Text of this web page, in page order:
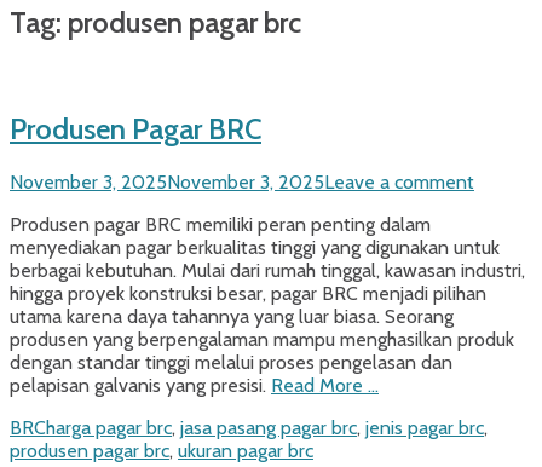
Tag: produsen pagar brc
Produsen Pagar BRC
Posted
November 3, 2025November 3, 2025Leave a comment
Produsen pagar BRC memiliki peran penting dalam
menyediakan pagar berkualitas tinggi yang digunakan untuk
berbagai kebutuhan. Mulai dari rumah tinggal, kawasan industri,
hingga proyek konstruksi besar, pagar BRC menjadi pilihan
utama karena daya tahannya yang luar biasa. Seorang
produsen yang berpengalaman mampu menghasilkan produk
dengan standar tinggi melalui proses pengelasan dan
pelapisan galvanis yang presisi. Read More …
Categories
BRCTags
harga pagar brc, jasa pasang pagar brc, jenis pagar brc,
produsen pagar brc, ukuran pagar brc